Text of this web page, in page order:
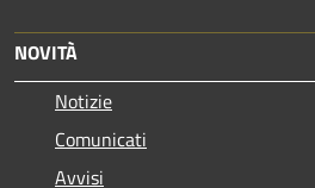
NOVITÀ
Notizie
Comunicati
Avvisi